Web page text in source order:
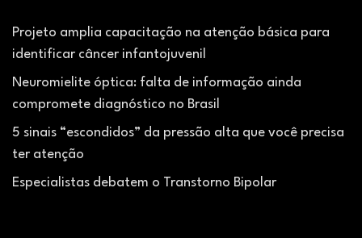
Projeto amplia capacitação na atenção básica para
identificar câncer infantojuvenil
Neuromielite óptica: falta de informação ainda
compromete diagnóstico no Brasil
5 sinais “escondidos” da pressão alta que você precisa
ter atenção
Especialistas debatem o Transtorno Bipolar